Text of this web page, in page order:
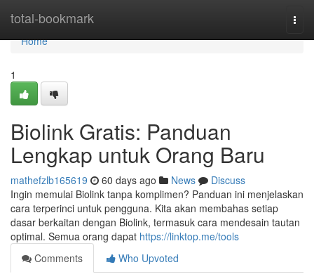
total-bookmark
Home
Home
1
Biolink Gratis: Panduan
Lengkap untuk Orang Baru
mathefzlb165619 60 days ago News
Discuss
Ingin memulai Biolink tanpa komplimen? Panduan ini menjelaskan
cara terperinci untuk pengguna. Kita akan membahas setiap
dasar berkaitan dengan Biolink, termasuk cara mendesain tautan
optimal. Semua orang dapat https://linktop.me/tools
Comments
Who Upvoted